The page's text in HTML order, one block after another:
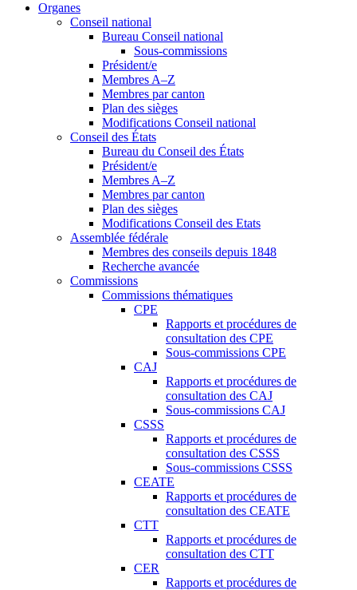
Organes
Conseil national
Bureau Conseil national
Sous-commissions
Président/e
Membres A–Z
Membres par canton
Plan des sièges
Modifications Conseil national
Conseil des États
Bureau du Conseil des États
Président/e
Membres A–Z
Membres par canton
Plan des sièges
Modifications Conseil des Etats
Assemblée fédérale
Membres des conseils depuis 1848
Recherche avancée
Commissions
Commissions thématiques
CPE
Rapports et procédures de
consultation des CPE
Sous-commissions CPE
CAJ
Rapports et procédures de
consultation des CAJ
Sous-commissions CAJ
CSSS
Rapports et procédures de
consultation des CSSS
Sous-commissions CSSS
CEATE
Rapports et procédures de
consultation des CEATE
CTT
Rapports et procédures de
consultation des CTT
CER
Rapports et procédures de